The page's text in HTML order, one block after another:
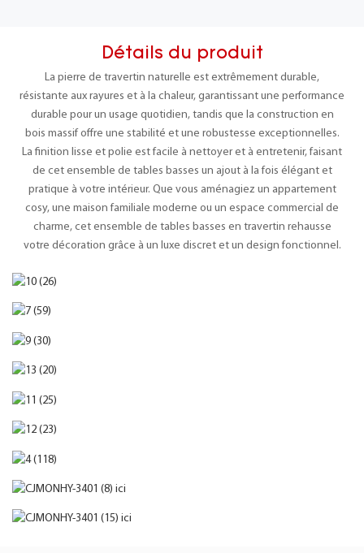
Détails du produit
La pierre de travertin naturelle est extrêmement durable,
résistante aux rayures et à la chaleur, garantissant une performance
durable pour un usage quotidien, tandis que la construction en
bois massif offre une stabilité et une robustesse exceptionnelles.
La finition lisse et polie est facile à nettoyer et à entretenir, faisant
de cet ensemble de tables basses un ajout à la fois élégant et
pratique à votre intérieur. Que vous aménagiez un appartement
cosy, une maison familiale moderne ou un espace commercial de
charme, cet ensemble de tables basses en travertin rehausse
votre décoration grâce à un luxe discret et un design fonctionnel.